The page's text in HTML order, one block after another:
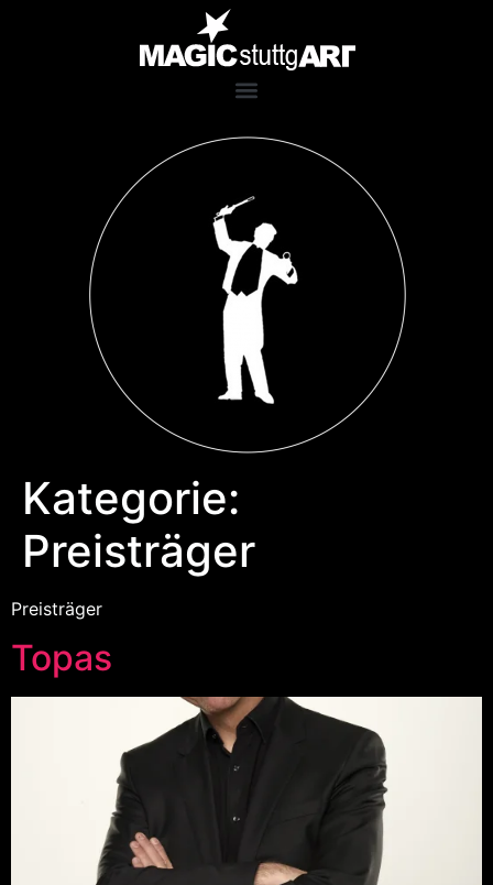
Kategorie:
Preisträger
Preisträger
Topas